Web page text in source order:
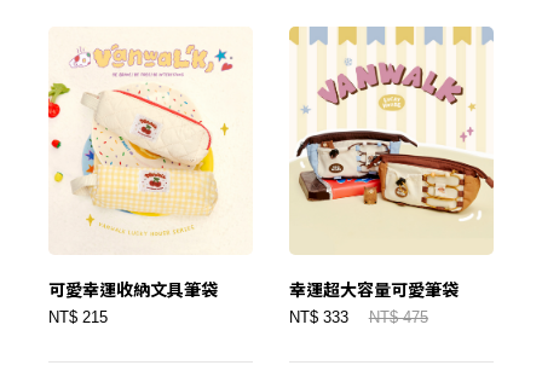
✕
會員登入
可愛幸運收納文具筆袋
NT$ 215
幸運超大容量可愛筆袋
NT$ 333 NT$ 475